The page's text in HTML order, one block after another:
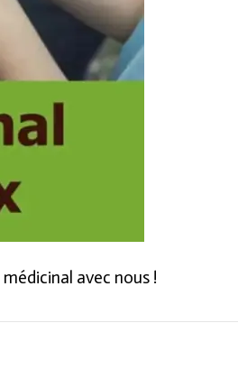
avec nous !